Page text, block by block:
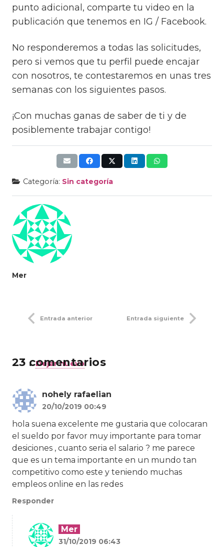
punto adicional, comparte tu video en la
publicación que tenemos en IG / Facebook.
No responderemos a todas las solicitudes,
pero si vemos que tu perfil puede encajar
con nosotros, te contestaremos en unas tres
semanas con los siguientes pasos.
¡Con muchas ganas de saber de ti y de
posiblemente trabajar contigo!
Categoría: Sin categoría
Mer
Entrada anterior Entrada siguiente
23 comentarios
. Dejar nuevo
nohely rafaelian
20/10/2019 00:49
hola suena excelente me gustaria que colocaran
el sueldo por favor muy importante para tomar
desiciones , cuanto seria el salario ? me parece
que es un tema importante en un mundo tan
competitivo como este y teniendo muchas
empleos online en las redes
Responder
Mer
31/10/2019 06:43